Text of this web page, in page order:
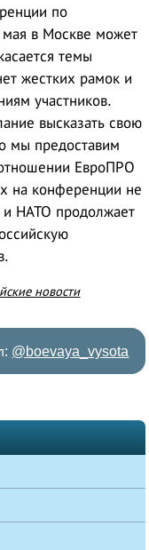
по
в Москве может
темы
жестких рамок и
участников.
высказать свою
мы предоставим
ЕвроПРО
на конференции не
НАТО продолжает
новости
@boevaya_vysota